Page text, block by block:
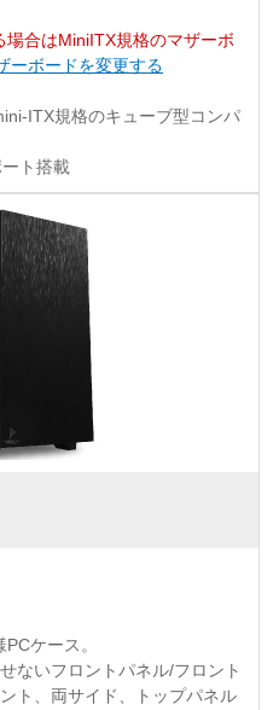
合はMiniITX規格のマザーボ
ーボードを変更する
ITX規格のキューブ型コンパ
ト搭載
ケース。
ないフロントパネル/フロント
ト、両サイド、トップパネル